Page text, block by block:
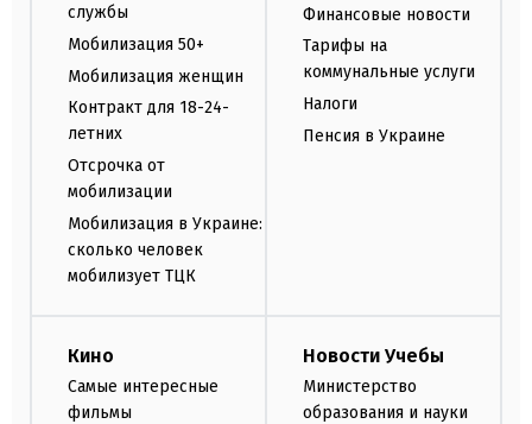
службы
Мобилизация 50+
Мобилизация женщин
Контракт для 18-24-
летних
Отсрочка от
мобилизации
Мобилизация в Украине:
сколько человек
мобилизует ТЦК
Финансовые новости
Тарифы на
коммунальные услуги
Налоги
Пенсия в Украине
Кино
Самые интересные
фильмы
Новости Учебы
Министерство
образования и науки